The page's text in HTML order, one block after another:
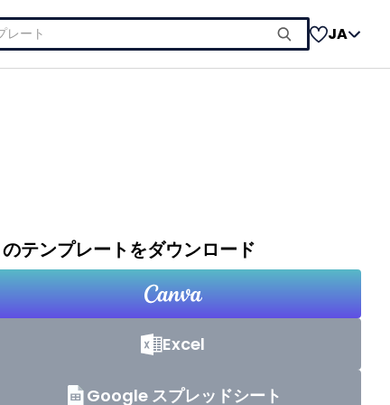
JA
テンプレートをダウンロード
Excel
Google スプレッドシート